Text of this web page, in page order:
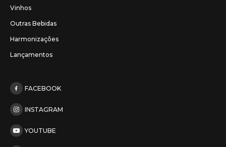
Vinhos
Outras Bebidas
Harmonizações
Lançamentos
FACEBOOK
INSTAGRAM
YOUTUBE